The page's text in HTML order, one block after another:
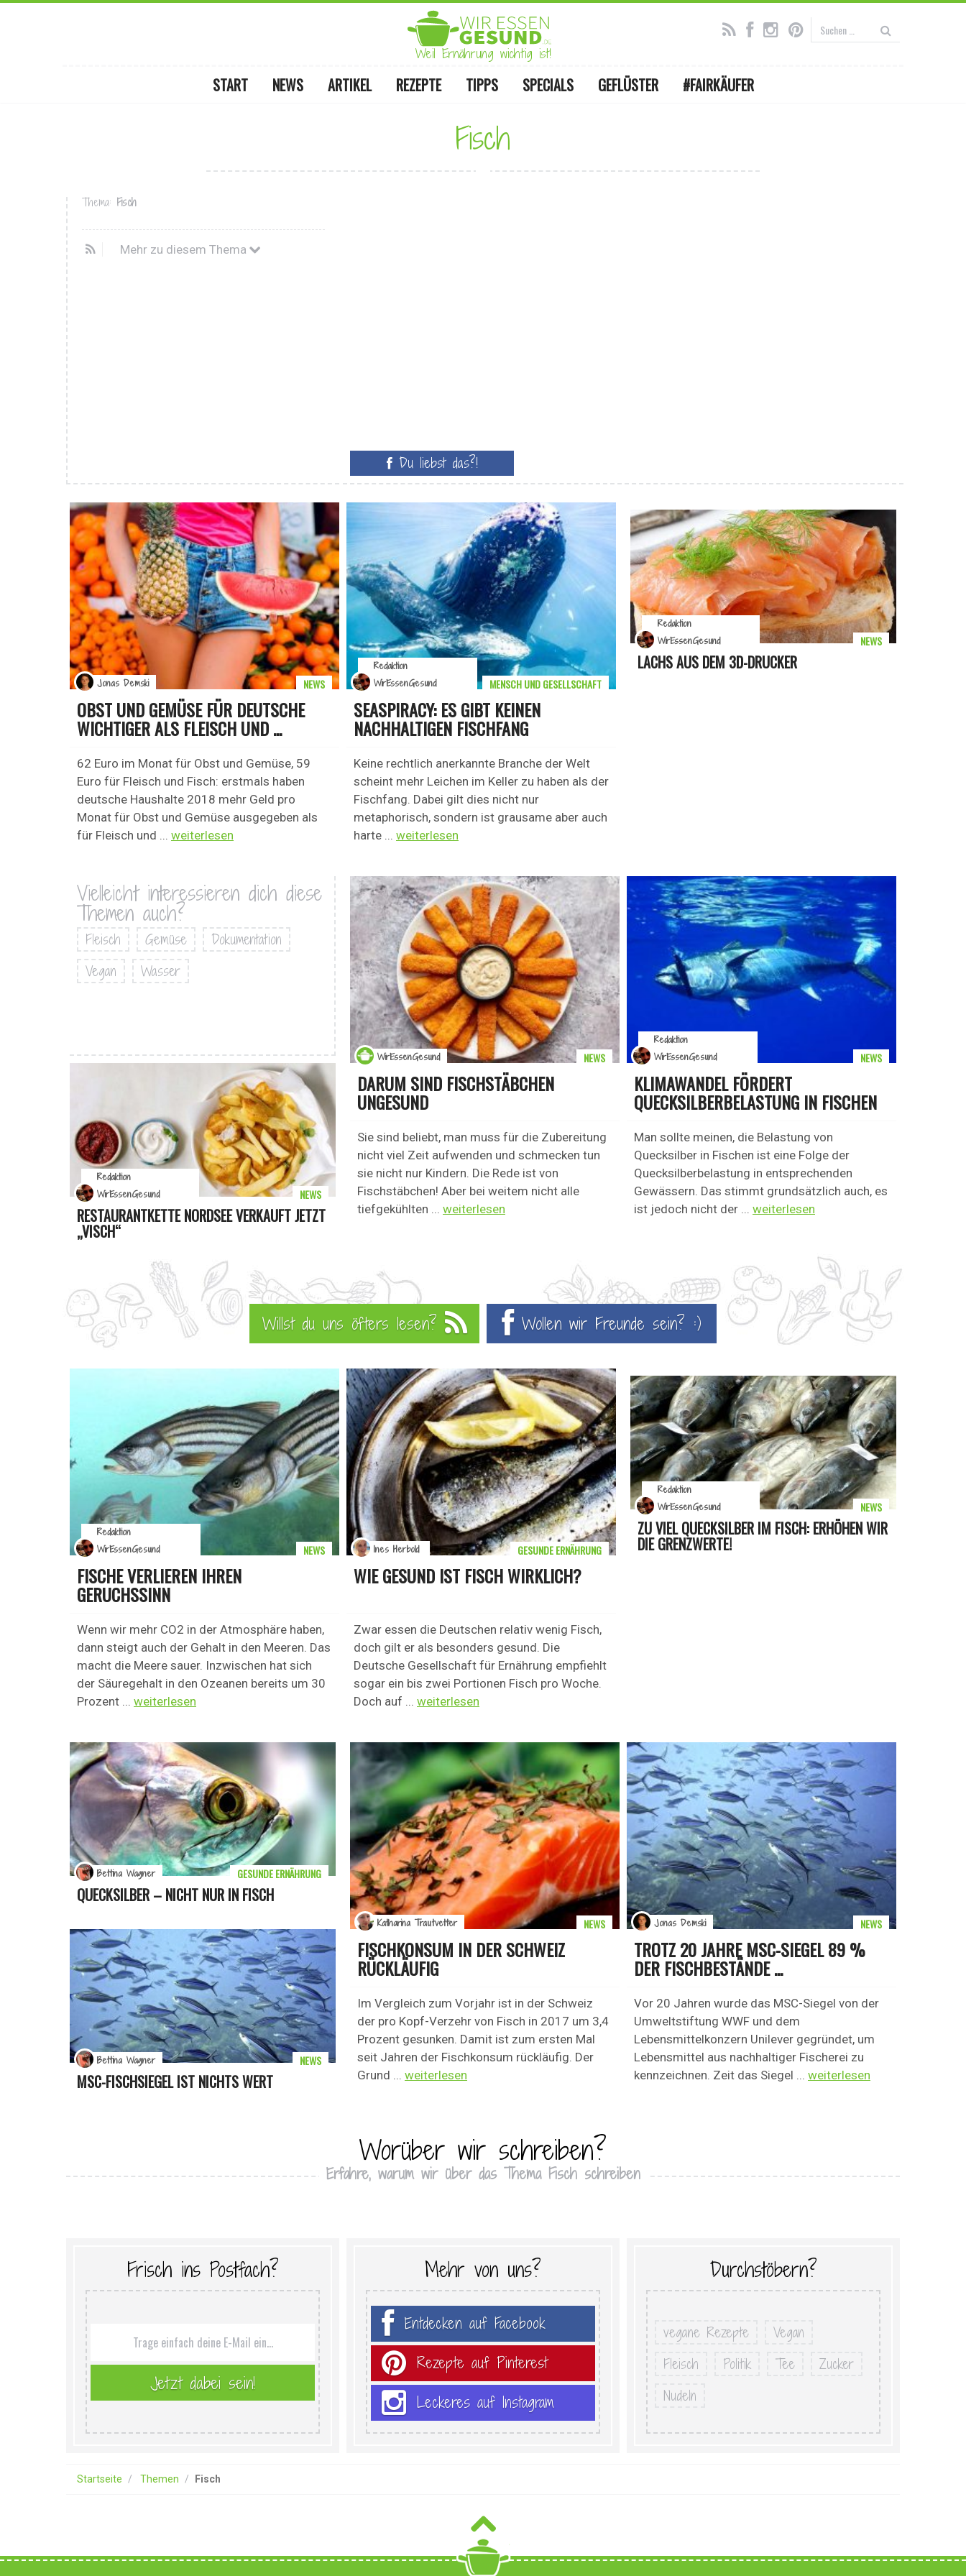
Weil Ernährung wichtig ist!
START NEWS ARTIKEL REZEPTE TIPPS SPECIALS GEFLÜSTER #FAIRKÄUFER
Fisch
Thema: Fisch
Mehr zu diesem Thema
Du liebst das?!
OBST UND GEMÜSE FÜR DEUTSCHE
WICHTIGER ALS FLEISCH UND ...
62 Euro im Monat für Obst und Gemüse, 59
Euro für Fleisch und Fisch: erstmals haben
deutsche Haushalte 2018 mehr Geld pro
Monat für Obst und Gemüse ausgegeben als
für Fleisch und ... weiterlesen
NEWS
Jonas Demski
SEASPIRACY: ES GIBT KEINEN
NACHHALTIGEN FISCHFANG
Keine rechtlich anerkannte Branche der Welt
scheint mehr Leichen im Keller zu haben als der
Fischfang. Dabei gilt dies nicht nur
metaphorisch, sondern ist grausame aber auch
harte ... weiterlesen
MENSCH UND GESELLSCHAFT
Redaktion
WirEssenGesund
LACHS AUS DEM 3D-DRUCKER
NEWS
Redaktion
WirEssenGesund
Vielleicht interessieren dich diese
Themen auch?
Fleisch Gemüse
Dokumentation
Vegan
Wasser
RESTAURANTKETTE NORDSEE VERKAUFT JETZT
„VISCH“
NEWS
Redaktion
WirEssenGesund
DARUM SIND FISCHSTÄBCHEN
UNGESUND
Sie sind beliebt, man muss für die Zubereitung
nicht viel Zeit aufwenden und schmecken tun
sie nicht nur Kindern. Die Rede ist von
Fischstäbchen! Aber bei weitem nicht alle
tiefgekühlten ... weiterlesen
NEWS
WirEssenGesund
KLIMAWANDEL FÖRDERT
QUECKSILBERBELASTUNG IN FISCHEN
Man sollte meinen, die Belastung von
Quecksilber in Fischen ist eine Folge der
Quecksilberbelastung in entsprechenden
Gewässern. Das stimmt grundsätzlich auch, es
ist jedoch nicht der ... weiterlesen
NEWS
Redaktion
WirEssenGesund
Willst du uns öfters lesen? Wollen wir Freunde sein? :)
FISCHE VERLIEREN IHREN
GERUCHSSINN
Wenn wir mehr CO2 in der Atmosphäre haben,
dann steigt auch der Gehalt in den Meeren. Das
macht die Meere sauer. Inzwischen hat sich
der Säuregehalt in den Ozeanen bereits um 30
Prozent ... weiterlesen
NEWS
Redaktion
WirEssenGesund
WIE GESUND IST FISCH WIRKLICH?
Zwar essen die Deutschen relativ wenig Fisch,
doch gilt er als besonders gesund. Die
Deutsche Gesellschaft für Ernährung empfiehlt
sogar ein bis zwei Portionen Fisch pro Woche.
Doch auf ... weiterlesen
GESUNDE ERNÄHRUNG
Ines Herbold
ZU VIEL QUECKSILBER IM FISCH: ERHÖHEN WIR
DIE GRENZWERTE!
NEWS
Redaktion
WirEssenGesund
QUECKSILBER – NICHT NUR IN FISCH
GESUNDE ERNÄHRUNG
Bettina Wagner
MSC-FISCHSIEGEL IST NICHTS WERT
NEWS
Bettina Wagner
FISCHKONSUM IN DER SCHWEIZ
RÜCKLÄUFIG
Im Vergleich zum Vorjahr ist in der Schweiz
der pro Kopf-Verzehr von Fisch in 2017 um 3,4
Prozent gesunken. Damit ist zum ersten Mal
seit Jahren der Fischkonsum rückläufig. Der
Grund ... weiterlesen
NEWS
Katharina Trautvetter
TROTZ 20 JAHRE MSC-SIEGEL 89 %
DER FISCHBESTÄNDE ...
Vor 20 Jahren wurde das MSC-Siegel von der
Umweltstiftung WWF und dem
Lebensmittelkonzern Unilever gegründet, um
Lebensmittel aus nachhaltiger Fischerei zu
kennzeichnen. Zeit das Siegel ... weiterlesen
NEWS
Jonas Demski
Worüber wir schreiben?
Erfahre, warum wir über das Thema Fisch schreiben
Frisch ins Postfach? Mehr von uns?
Entdecken auf Facebook
Rezepte auf Pinterest
Leckeres auf Instagram
Durchstöbern?
vegane Rezepte
Vegan
Fleisch
Politik Tee
Zucker
Nudeln
Startseite Themen Fisch